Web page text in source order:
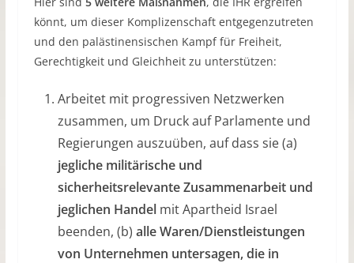
könnt, um dieser Komplizenschaft entgegenzutreten
und den palästinensischen Kampf für Freiheit,
Gerechtigkeit und Gleichheit zu unterstützen:
Arbeitet mit progressiven Netzwerken
zusammen, um Druck auf Parlamente und
Regierungen auszuüben, auf dass sie (a)
jegliche militärische und
sicherheitsrelevante Zusammenarbeit und
jeglichen Handel mit Apartheid Israel
beenden, (b) alle Waren/Dienstleistungen
von Unternehmen untersagen, die in